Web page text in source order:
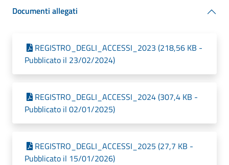
Documenti allegati
REGISTRO_DEGLI_ACCESSI_2023 (218,56 KB -
Pubblicato il 23/02/2024)
REGISTRO_DEGLI_ACCESSI_2024 (307,4 KB -
Pubblicato il 02/01/2025)
REGISTRO_DEGLI_ACCESSI_2025 (27,7 KB -
Pubblicato il 15/01/2026)